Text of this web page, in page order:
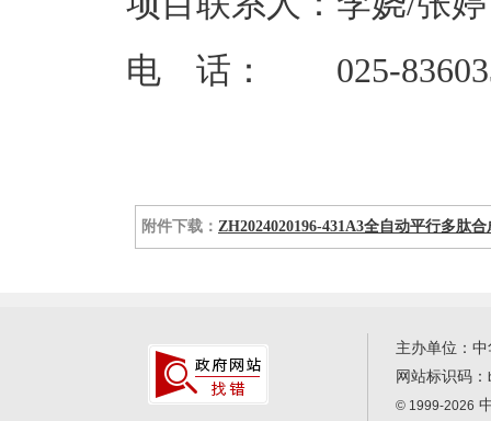
电 话： 025-
附件下载： ZH2024020196-431A3全自动平行多肽
主办单位：
网站标识码：
© 1999-2026